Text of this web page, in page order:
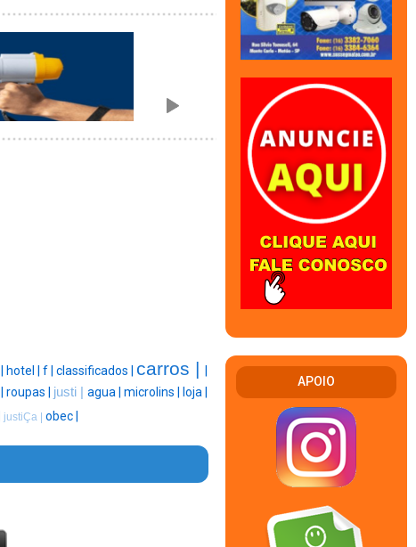
hotel | f | classificados | carros |
roupas | justi | agua | microlins |
loja |
justiÇa | obec |
APOIO